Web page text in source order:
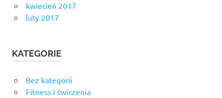
kwiecień 2017
luty 2017
KATEGORIE
Bez kategorii
Fitness i ćwiczenia